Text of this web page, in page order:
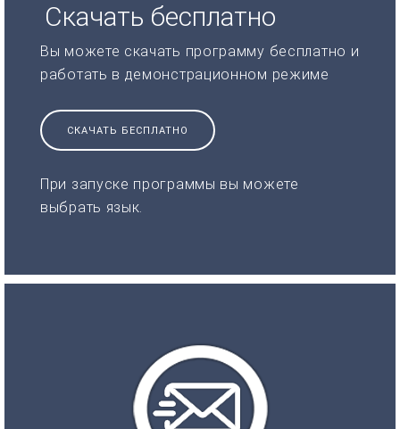
Скачать бесплатно
Вы можете скачать программу бесплатно и
работать в демонстрационном режиме
СКАЧАТЬ БЕСПЛАТНО
При запуске программы вы можете
выбрать язык.